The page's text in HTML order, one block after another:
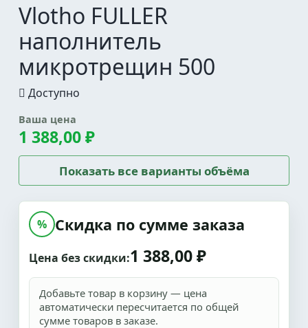
Vlotho FULLER
наполнитель
микротрещин 500
Доступно
Ваша цена
1 388,00 ₽
Показать все варианты объёма
% Скидка по сумме заказа
Цена без скидки:1 388,00 ₽
Добавьте товар в корзину — цена
автоматически пересчитается по общей
сумме товаров в заказе.